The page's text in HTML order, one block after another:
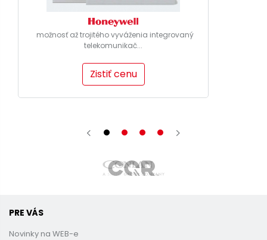
možnosť až trojitého vyváženia integrovaný
telekomunikač...
Zistiť cenu
PRE VÁS
Novinky na WEB-e